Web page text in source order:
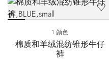
1 颜色
棉质和羊绒混纺锥形牛仔
裤